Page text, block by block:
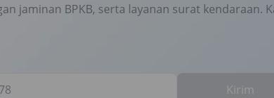
jaminan BPKB, serta layanan surat kendaraan.
Kirim